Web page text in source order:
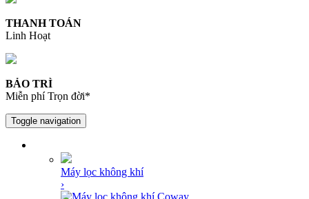
THANH TOÁN
Linh Hoạt
BẢO TRÌ
Miễn phí Trọn đời*
Toggle navigation
Máy lọc không khí
›